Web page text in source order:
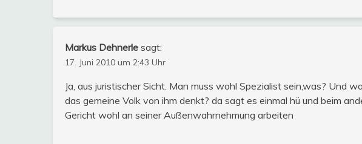
Markus Dehnerle sagt:
17. Juni 2010 um 2:43 Uhr
Ja, aus juristischer Sicht. Man muss wohl Spezialist sein,was? Und
das gemeine Volk von ihm denkt? da sagt es einmal hü und beim
Gericht wohl an seiner Außenwahrnehmung arbeiten